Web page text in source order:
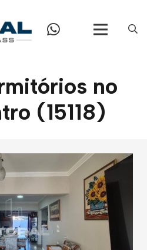
no
(15118)